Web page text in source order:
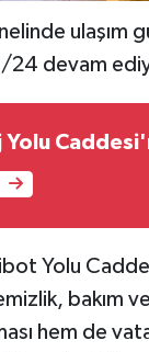
ulaşım
24 devam
Yolu
Yolu
bakım
hem de